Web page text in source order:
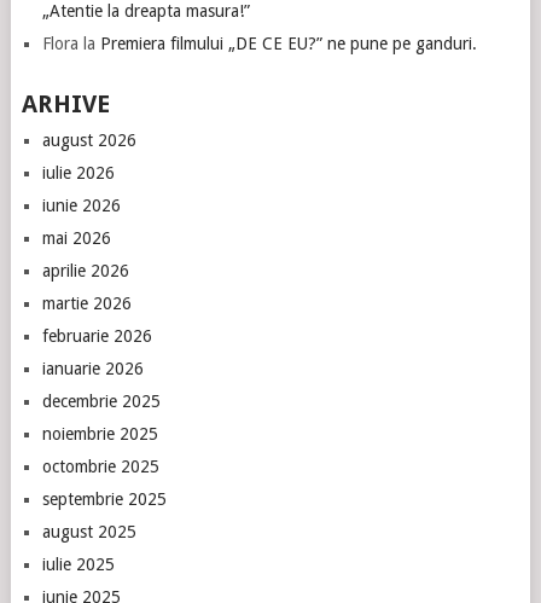
„Atentie la dreapta masura!”
Flora la Premiera filmului „DE CE EU?” ne pune pe ganduri.
ARHIVE
august 2026
iulie 2026
iunie 2026
mai 2026
aprilie 2026
martie 2026
februarie 2026
ianuarie 2026
decembrie 2025
noiembrie 2025
octombrie 2025
septembrie 2025
august 2025
iulie 2025
iunie 2025